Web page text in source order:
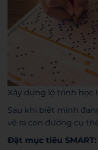
Xây dựng lộ trình học
Sau khi biết mình
vẽ ra con đường cụ
Đặt mục tiêu SMART: